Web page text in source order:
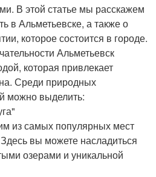
В этой статье мы расскажем
в Альметьевске, а также о
которое состоится в городе.
Альметьевск
которая привлекает
Среди природных
можно выделить:
из самых популярных мест
вы можете насладиться
озерами и уникальной